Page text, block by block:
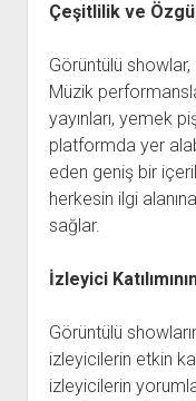
Çeşitlilik ve
Görüntülü
Müzik
yayınları, yemek
platformda yer
eden geniş bir
herkesin ilgi
sağlar.
İzleyici
Görüntülü
izleyicilerin etkin
izleyicilerin